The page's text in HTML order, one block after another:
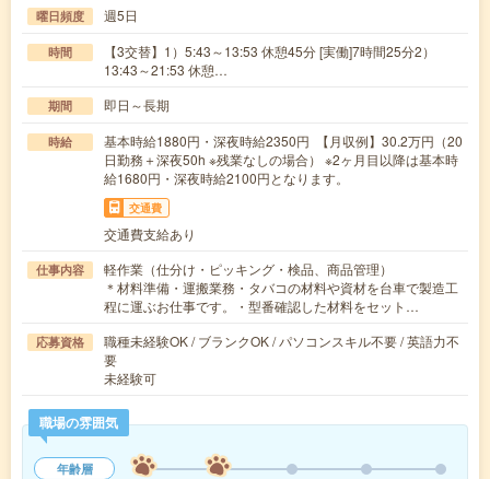
曜日頻度 週5日
時間
【3交替】1）5:43～13:53 休憩45分 [実働]7時間25分2）
13:43～21:53 休憩…
期間 即日～長期
時給
基本時給1880円・深夜時給2350円 【月収例】30.2万円（20
日勤務＋深夜50h ※残業なしの場合） ※2ヶ月目以降は基本時
給1680円・深夜時給2100円となります。
交通費
交通費支給あり
仕事内容
軽作業（仕分け・ピッキング・検品、商品管理）
＊材料準備・運搬業務・タバコの材料や資材を台車で製造工
程に運ぶお仕事です。・型番確認した材料をセット…
応募資格
職種未経験OK / ブランクOK / パソコンスキル不要 / 英語力不
要
未経験可
職場の雰囲気
年齢層